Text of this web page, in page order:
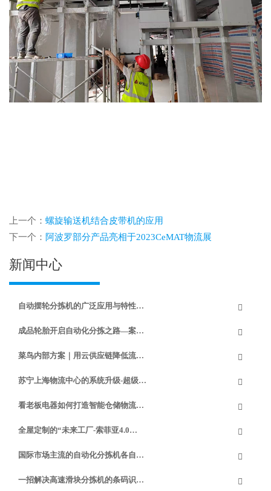
上一个： 螺旋输送机结合皮带机的应用
下一个： 阿波罗部分产品亮相于2023CeMAT物流展
新闻中心
自动摆轮分拣机的广泛应用与特性…
成品轮胎开启自动化分拣之路—案…
菜鸟内部方案｜用云供应链降低流…
苏宁上海物流中心的系统升级-超级…
看老板电器如何打造智能仓储物流…
全屋定制的“未来工厂-索菲亚4.0…
国际市场主流的自动化分拣机各自…
一招解决高速滑块分拣机的条码识…